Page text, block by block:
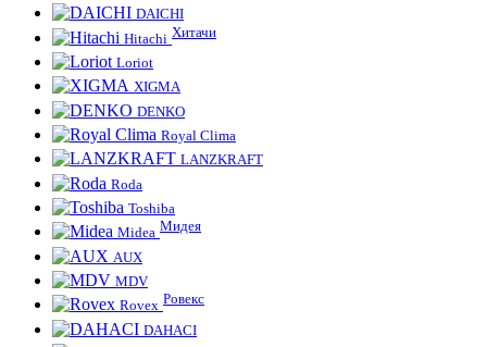
DAICHI
Hitachi Хитачи
Loriot
XIGMA
DENKO
Royal Clima
LANZKRAFT
Roda
Toshiba
Midea Мидея
AUX
MDV
Rovex Ровекс
DAHACI